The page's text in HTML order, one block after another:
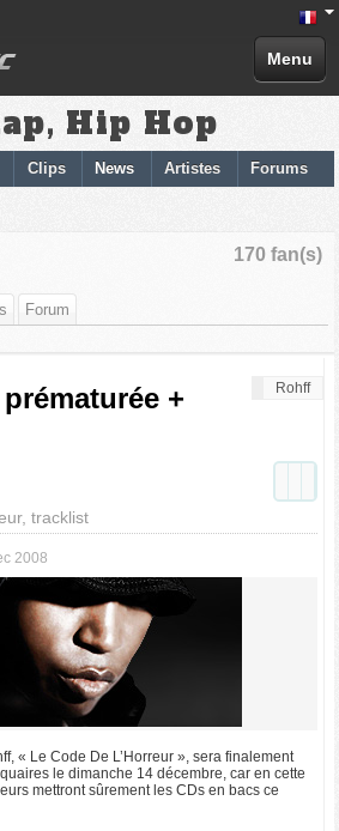
Menu
Hip Hop
Clips News Artistes Forums
170 fan(s)
Forum
Rohff
+
tracklist
2008
« Le Code De L’Horreur », sera finalement
le dimanche 14 décembre, car en cette
mettront sûrement les CDs en bacs ce